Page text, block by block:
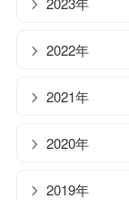
2022年
2021年
2020年
2019年